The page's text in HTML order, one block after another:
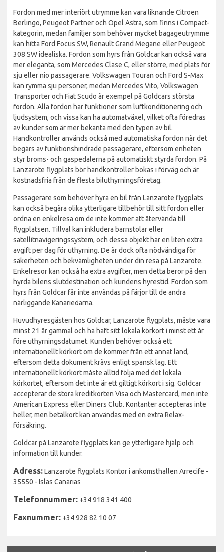
Fordon med mer interiört utrymme kan vara liknande Citroen
Berlingo, Peugeot Partner och Opel Astra, som finns i Compact-
kategorin, medan familjer som behöver mycket bagageutrymme
kan hitta Ford Focus SW, Renault Grand Megane eller Peugeot
308 SW idealiska. Fordon som hyrs från Goldcar kan också vara
mer eleganta, som Mercedes Clase C, eller större, med plats för
sju eller nio passagerare. Volkswagen Touran och Ford S-Max
kan rymma sju personer, medan Mercedes Vito, Volkswagen
Transporter och Fiat Scudo är exempel på Goldcars största
fordon. Alla fordon har funktioner som luftkonditionering och
ljudsystem, och vissa kan ha automatväxel, vilket ofta föredras
av kunder som är mer bekanta med den typen av bil.
Handkontroller används också med automatiska fordon när det
begärs av funktionshindrade passagerare, eftersom enheten
styr broms- och gaspedalerna på automatiskt styrda fordon. På
Lanzarote flygplats bör handkontroller bokas i förväg och är
kostnadsfria från de flesta biluthyrningsföretag.
Passagerare som behöver hyra en bil från Lanzarote flygplats
kan också begära olika ytterligare tillbehör till sitt fordon eller
ordna en enkelresa om de inte kommer att återvända till
flygplatsen. Tillval kan inkludera barnstolar eller
satellitnavigeringssystem, och dessa objekt har en liten extra
avgift per dag för uthyrning. De är dock ofta nödvändiga för
säkerheten och bekvämligheten under din resa på Lanzarote.
Enkelresor kan också ha extra avgifter, men detta beror på den
hyrda bilens slutdestination och kundens hyrestid. Fordon som
hyrs från Goldcar får inte användas på färjor till de andra
närliggande Kanarieöarna.
Huvudhyresgästen hos Goldcar, Lanzarote flygplats, måste vara
minst 21 år gammal och ha haft sitt lokala körkort i minst ett år
före uthyrningsdatumet. Kunden behöver också ett
internationellt körkort om de kommer från ett annat land,
eftersom detta dokument krävs enligt spansk lag. Ett
internationellt körkort måste alltid följa med det lokala
körkortet, eftersom det inte är ett giltigt körkort i sig. Goldcar
accepterar de stora kreditkorten Visa och Mastercard, men inte
American Express eller Diners Club. Kontanter accepteras inte
heller, men betalkort kan användas med en extra Relax-
försäkring.
Goldcar på Lanzarote flygplats kan ge ytterligare hjälp och
information till kunder.
Adress:Lanzarote flygplats Kontor i ankomsthallen Arrecife -
35550 - Islas Canarias
Telefonnummer: +34 918 341 400
Faxnummer: +34 928 82 10 07